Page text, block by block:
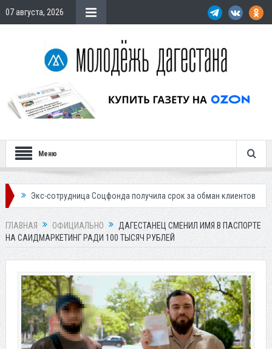
07 августа, 2026
Меню
Соцфонда получила срок за обман клиентов Жителей
ГЛАВНАЯ ОФИЦИАЛЬНО
ДАГЕСТАНЕЦ СМЕНИЛ ИМЯ В ПАСПОРТЕ
НА САИДМАРКЕТИНГ РАДИ 100 ТЫСЯЧ РУБЛЕЙ